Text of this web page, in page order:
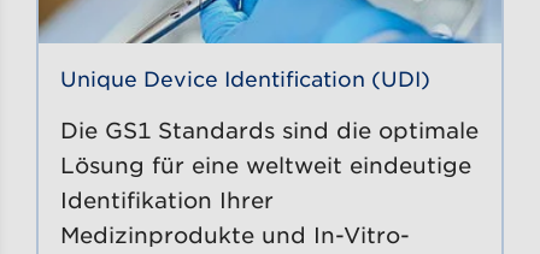
Unique Device Identification (UDI)
Die GS1 Standards sind die optimale
Lösung für eine weltweit eindeutige
Identifikation Ihrer
Medizinprodukte und In-Vitro-